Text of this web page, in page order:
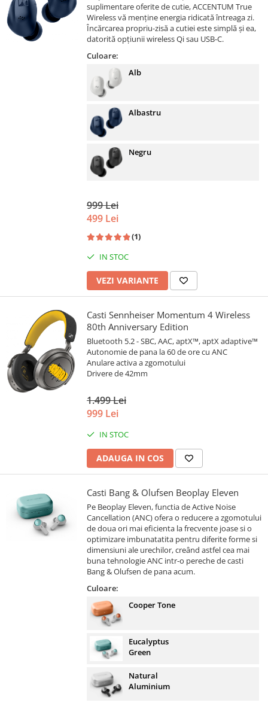
suplimentare oferite de cutie, ACCENTUM True
Wireless vă menține energia ridicată întreaga zi.
Încărcarea propriu-zisă a cutiei este simplă și ea,
datorită opțiunii wireless Qi sau USB-C.
Culoare:
Alb
Albastru
Negru
999 Lei
499 Lei
(1)
IN STOC
VEZI VARIANTE
Casti Sennheiser Momentum 4 Wireless
80th Anniversary Edition
Bluetooth 5.2 - SBC, AAC, aptX™, aptX adaptive™
Autonomie de pana la 60 de ore cu ANC
Anulare activa a zgomotului
Drivere de 42mm
1.499 Lei
999 Lei
IN STOC
ADAUGA IN COS
Casti Bang & Olufsen Beoplay Eleven
Pe Beoplay Eleven, functia de Active Noise
Cancellation (ANC) ofera o reducere a zgomotului
de doua ori mai eficienta la frecvente joase si o
optimizare imbunatatita pentru diferite forme si
dimensiuni ale urechilor, creând astfel cea mai
buna tehnologie ANC intr-o pereche de casti
Bang & Olufsen de pana acum.
Culoare:
Cooper Tone
Eucalyptus
Green
Natural
Aluminium